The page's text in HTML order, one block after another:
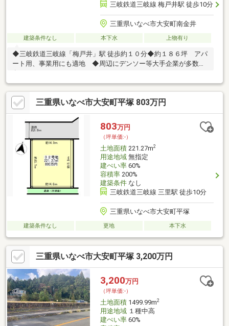
三岐鉄道三岐線 梅戸井駅 徒歩10分
三重県いなべ市大安町南金井
建築条件なし 本下水 上物有り
◆三岐鉄道三岐線「梅戸井」駅 徒歩約１０分◆約１８６坪 アパ
ート用、事業用にも適地 ◆周辺にデンソー等大手企業が多数所
三重県いなべ市大安町平塚 803万円
803万円
（坪単価:-）
土地面積221.27m2
用途地域無指定
建ぺい率60%
容積率200%
建築条件なし
三岐鉄道三岐線 三里駅 徒歩10分
三重県いなべ市大安町平塚
建築条件なし 更地 本下水
三重県いなべ市大安町平塚 3,200万円
3,200万円
（坪単価:-）
土地面積1499.99m2
用途地域１種中高
建ぺい率60%